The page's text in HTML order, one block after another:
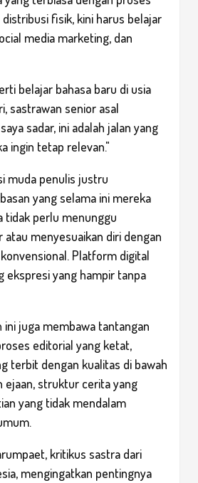
fisik, kini harus belajar
media marketing, dan
belajar bahasa baru di usia
sastrawan senior asal
sadar, ini adalah jalan yang
ingin tetap relevan."
muda penulis justru
yang selama ini mereka
tidak perlu menunggu
menyesuaikan diri dengan
Platform digital
ekspresi yang hampir tanpa
ini juga membawa tantangan
editorial yang ketat,
terbit dengan kualitas di bawah
ejaan, struktur cerita yang
yang tidak mendalam
kritikus sastra dari
mengingatkan pentingnya